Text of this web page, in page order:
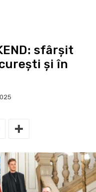
sfârșit
și în